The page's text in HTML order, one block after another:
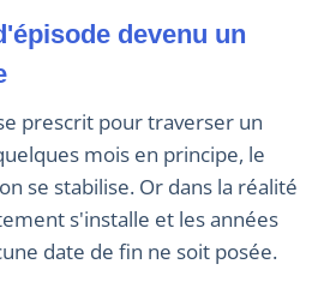
devenu un
mois en principe, le
se stabilise. Or dans la réalité
s'installe et les années
date de fin ne soit posée.